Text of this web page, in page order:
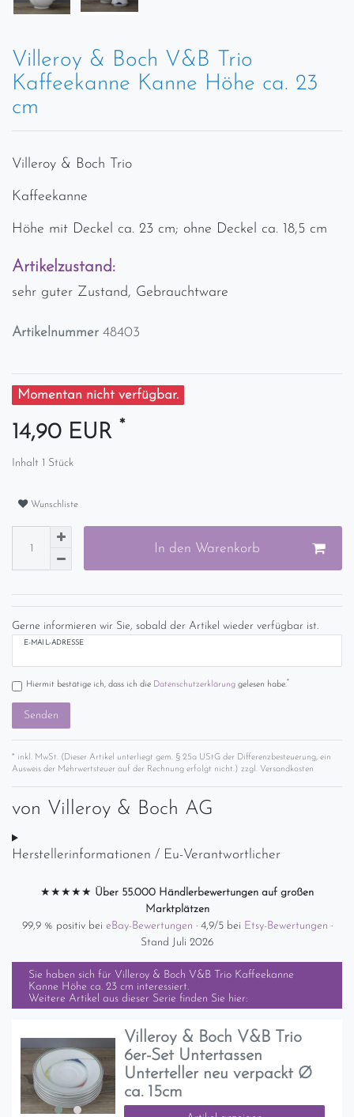
Villeroy & Boch V&B Trio
Kaffeekanne Kanne Höhe ca. 23
cm
Villeroy & Boch Trio
Kaffeekanne
Höhe mit Deckel ca. 23 cm; ohne Deckel ca. 18,5 cm
Artikelzustand:
sehr guter Zustand, Gebrauchtware
Artikelnummer 48403
Momentan nicht verfügbar.
14,90 EUR *
Inhalt 1 Stück
Wunschliste
In den Warenkorb
Gerne informieren wir Sie, sobald der Artikel wieder verfügbar ist.
E-MAIL-ADRESSE
Hiermit bestätige ich, dass ich die Daten­schutz­erklärunggelesen habe.*
Senden
* inkl. MwSt. (Dieser Artikel unterliegt gem. § 25a UStG der Differenzbesteuerung, ein
Ausweis der Mehrwertsteuer auf der Rechnung erfolgt nicht.) zzgl. Versandkosten
von Villeroy & Boch AG
Herstellerinformationen / Eu-Verantwortlicher
★★★★★ Über 55.000 Händlerbewertungen auf großen
Marktplätzen
99,9 % positiv bei eBay-Bewertungen · 4,9/5 bei Etsy-Bewertungen ·
Stand Juli 2026
Sie haben sich für Villeroy & Boch V&B Trio Kaffeekanne
Kanne Höhe ca. 23 cm interessiert.
Weitere Artikel aus dieser Serie finden Sie hier:
Villeroy & Boch V&B Trio
6er-Set Untertassen
Unterteller neu verpackt Ø
ca. 15cm